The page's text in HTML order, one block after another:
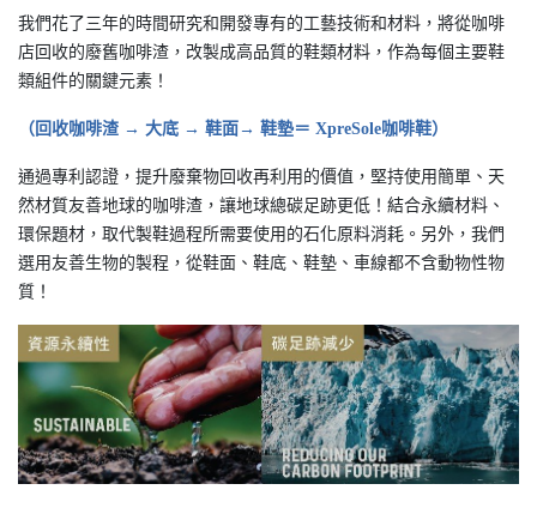
我們花了三年的時間研究和開發專有的工藝技術和材料，將從咖啡
店回收的廢舊咖啡渣，改製成高品質的鞋類材料，作為每個主要鞋
類組件的關鍵元素！
（回收咖啡渣 → 大底 → 鞋面→ 鞋墊＝ XpreSole咖啡鞋）
通過專利認證，提升廢棄物回收再利用的價值，堅持使用簡單、天
然材質友善地球的咖啡渣，讓地球總碳足跡更低！結合永續材料、
環保題材，取代製鞋過程所需要使用的石化原料消耗。另外，我們
選用友善生物的製程，從鞋面、鞋底、鞋墊、車線都不含動物性物
質！